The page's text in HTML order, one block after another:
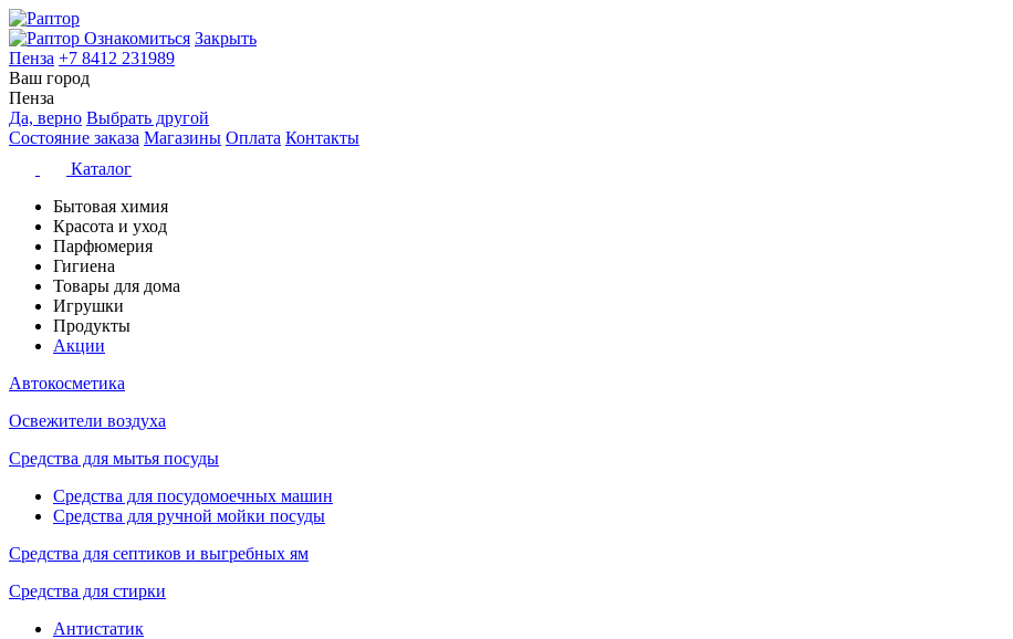
Ознакомиться Закрыть
Пенза +7 8412 231989
Ваш город
Пенза
Да, верно Выбрать другой
Состояние заказа Магазины Оплата Контакты
Каталог
Бытовая химия
Красота и уход
Парфюмерия
Гигиена
Товары для дома
Игрушки
Продукты
Акции
Автокосметика
Освежители воздуха
Средства для мытья посуды
Средства для посудомоечных машин
Средства для ручной мойки посуды
Средства для септиков и выгребных ям
Средства для стирки
Антистатик